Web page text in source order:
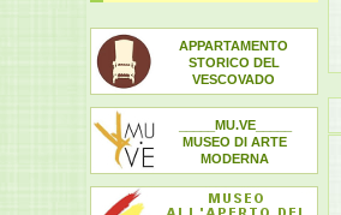
APPARTAMENTO
STORICO DEL
VESCOVADO
_____MU.VE_____
MUSEO DI ARTE
MODERNA